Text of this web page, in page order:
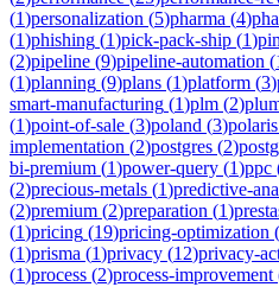
(1)personalization (5)pharma (4)
(1)phishing (1)pick-pack-ship (1)
(2)pipeline (9)pipeline-automation (
(1)planning (9)plans (1)platform (3)
smart-manufacturing (1)plm (2)
(1)point-of-sale (3)poland (3)polaris
implementation (2)postgres (2)
bi-premium (1)power-query (1)ppc
(2)precious-metals (1)predictive-
(2)premium (2)preparation (1)
(1)pricing (19)pricing-optimization (
(1)prisma (1)privacy (12)privacy-
(1)process (2)process-improvement